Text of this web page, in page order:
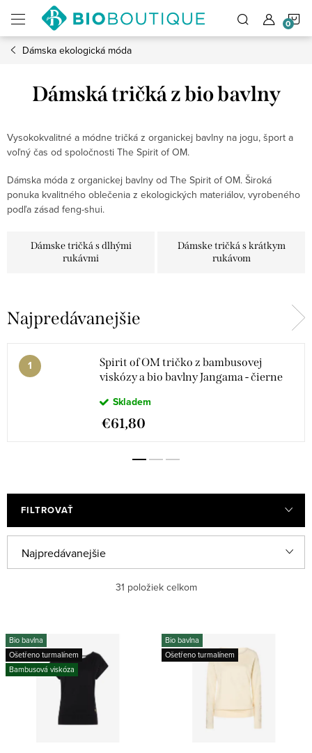
obsah
Dámska ekologická móda
Dámská tričká z bio bavlny
Vysokokvalitné a módne tričká z organickej bavlny na jogu, šport a
voľný čas od spoločnosti The Spirit of OM.
Dámska móda z organickej bavlny od The Spirit of OM. Široká
ponuka kvalitného oblečenia z ekologických materiálov, vyrobeného
podľa zásad feng-shui.
Dámske tričká s dlhými
rukávmi
Dámske tričká s krátkym
rukávom
Najpredávanejšie
Spirit of OM tričko z bambusovej
viskózy a bio bavlny Jangama - čierne
Skladem
€61,80
FILTROVAŤ
a
n
i
e
Najpredávanejšie
Najdrahšie
Abecedne
31 položiek celkom
V
ý
p
Bio bavlna
Ošetřeno turmalínem
Bambusová viskóza
Bio bavlna
Ošetřeno turmalínem